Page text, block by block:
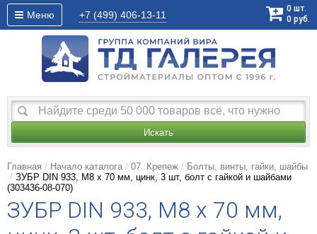
Меню +7 (499) 406-13-11
0 шт.
0 руб.
Искать
Главная Начало каталога 07. Крепеж
Болты, винты, гайки, шайбы
ЗУБР DIN 933, M8 х 70 мм, цинк, 3 шт, болт с гайкой и шайбами
(303436-08-070)
ЗУБР DIN 933, M8 х 70 мм,